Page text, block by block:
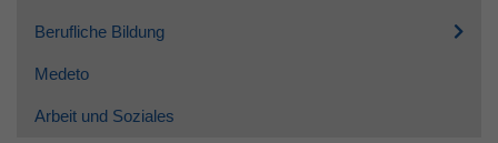
Berufliche Bildung
Medeto
Arbeit und Soziales